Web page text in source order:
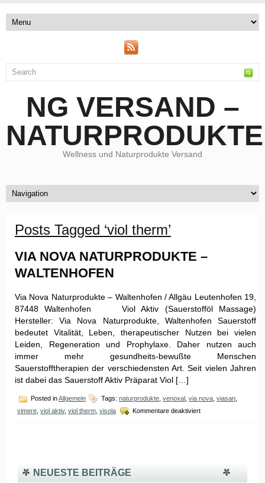
NG VERSAND –
NATURPRODUKTE
Wellness und Naturprodukte Versand
Posts Tagged ‘viol therm’
VIA NOVA NATURPRODUKTE –
WALTENHOFEN
Via Nova Naturprodukte – Waltenhofen / Allgäu Leutenhofen 19,
87448 Waltenhofen Viol Aktiv (Sauerstofföl Massage)
Hersteller: Via Nova Naturprodukte, Waltenhofen Sauerstoff
bedeutet Vitalität, Leben, therapeutischer Nutzen bei vielen
Leiden, Regeneration und Prophylaxe. Daher nutzen auch
immer mehr gesundheits-bewußte Menschen
Sauerstofftherapien der verschiedensten Art. Seit vielen Jahren
ist dabei das Sauerstoff Aktiv Präparat Viol […]
Posted inAllgemein Tags: naturprodukte venoxal via nova viasan
vimere viol aktiv, viol therm visola Kommentare deaktiviertfür
NEUESTE BEITRÄGE